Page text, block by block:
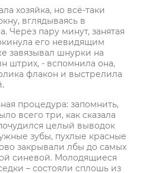
хозяйка, но всё-таки
вглядываясь в
Через пару минут, занятая
его невидящим
завязывал шнурки на
штрих, - вспомнила она,
флакон и выстрелила
процедура: запомнить,
всего три, как сказала
целый выводок
зубы, пухлые красные
закрывали лбы до самых
синевой. Молодящиеся
– состояли сплошь из